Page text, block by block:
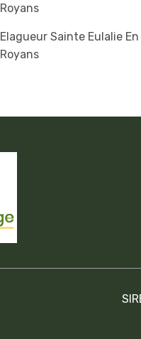
Royans
Elagueur Sainte Eulalie En
Royans